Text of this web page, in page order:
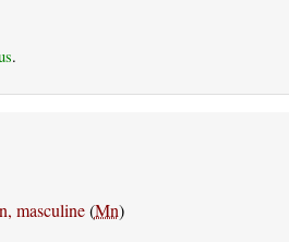
.
masculine(Mn)